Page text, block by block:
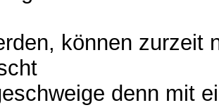
können zurzeit
denn mit